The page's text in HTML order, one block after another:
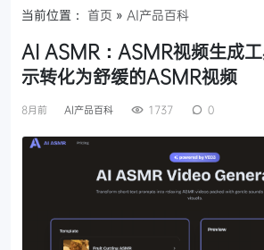
当前位置： 首页 » AI产品百科
AI ASMR：ASMR视频生成
示转化为舒缓的ASMR视频
8月前 AI产品百科 1737 0